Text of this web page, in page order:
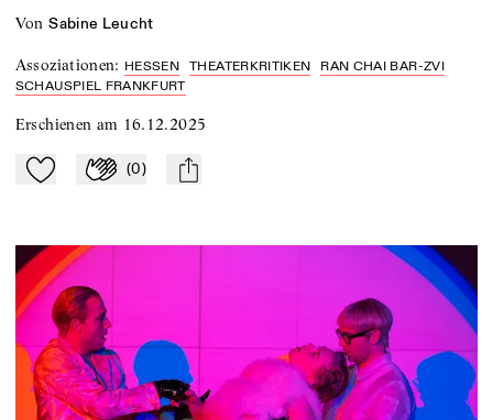
von Sabine Leucht
Assoziationen: HESSEN THEATERKRITIKEN
RAN CHAI BAR-ZVI
SCHAUSPIEL FRANKFURT
Erschienen am 16.12.2025
Zu Mein-TdZ hinzufügen
Applaudieren
(0) mail